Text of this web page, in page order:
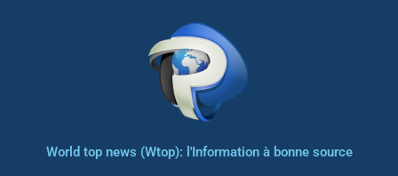
World top news (Wtop): l'Information à bonne source